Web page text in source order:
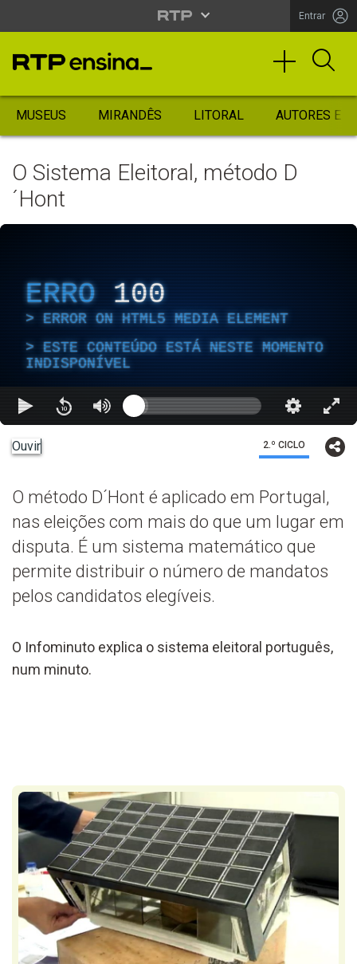
Entrar
MUSEUS MIRANDÊS LITORAL AUTORES
O Sistema Eleitoral, método D
´Hont
ERRO 100
ERROR ON HTML5 MEDIA ELEMENT
ESTE CONTEÚDO ESTÁ NESTE MOMENTO
INDISPONÍVEL
Ouvir 2.º CICLO
O método D´Hont é aplicado em Portugal,
nas eleições com mais do que um lugar em
disputa. É um sistema matemático que
permite distribuir o número de mandatos
pelos candidatos elegíveis.
O Infominuto explica o sistema eleitoral português,
num minuto.